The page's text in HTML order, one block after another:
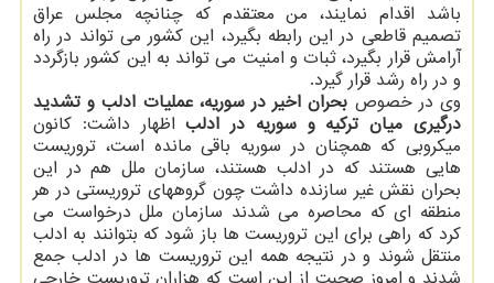
باشد اقدام نمایند، من معتقدم كه چنانچه مجلس عراق
تصمیم قاطعی در این رابطه بگیرد، این كشور می تواند در راه
آرامش قرار بگیرد، ثبات و امنیت می تواند به این كشور بازگردد
و در راه رشد قرار گیرد.
وی در خصوص بحران اخیر در سوریه، عملیات ادلب و تشدید
درگیری میان تركیه و سوریه در ادلباظهار داشت: كانون
میكروبی كه همچنان در سوریه باقی مانده است، تروریست
هایی هستند كه در ادلب هستند، سازمان ملل هم در این
بحران نقش غیر سازنده داشت چون گروههای تروریستی در هر
منطقه ای كه محاصره می شدند سازمان ملل درخواست می
كرد كه راهی برای این تروریست ها باز شود كه بتوانند به ادلب
منتقل شوند و در نتیجه همه این تروریست ها در ادلب جمع